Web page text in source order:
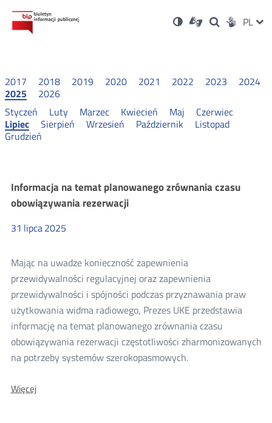
Ustawienia
Wersja
kontrastowa
Dla
niesłyszących
OtwórzOtwórz
w
Otwórz
w
Social PL
2017 2018 2019 2020 2021 2022 2023
2024
2025
2026
Styczeń
Luty Marzec Kwiecień Maj
Czerwiec
Lipiec
Sierpień Wrzesień Październik
Listopad
Grudzień
Konsultacje
konsultacji
2025
Informacja na temat planowanego zrównania czasu
obowiązywania rezerwacji
31 lipca2025
Mając na uwadze konieczność zapewnienia
przewidywalności regulacyjnej oraz zapewnienia
przewidywalności i spójności podczas przyznawania praw
użytkowania widma radiowego, Prezes UKE przedstawia
informację na temat planowanego zrównania czasu
obowiązywania rezerwacji częstotliwości zharmonizowanych
na potrzeby systemów szerokopasmowych.
WięcejO: